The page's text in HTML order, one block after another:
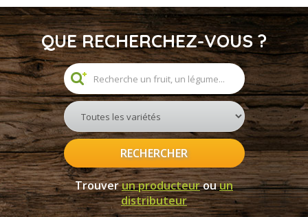
QUE RECHERCHEZ-VOUS ?
RECHERCHER
Trouverun producteurouun
distributeur